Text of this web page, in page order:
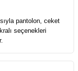
pantolon, ceket
seçenekleri